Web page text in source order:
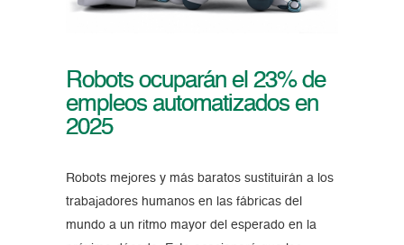
Robots ocuparán el 23% de
empleos automatizados en
2025
Robots mejores y más baratos sustituirán a los
trabajadores humanos en las fábricas del
mundo a un ritmo mayor del esperado en la